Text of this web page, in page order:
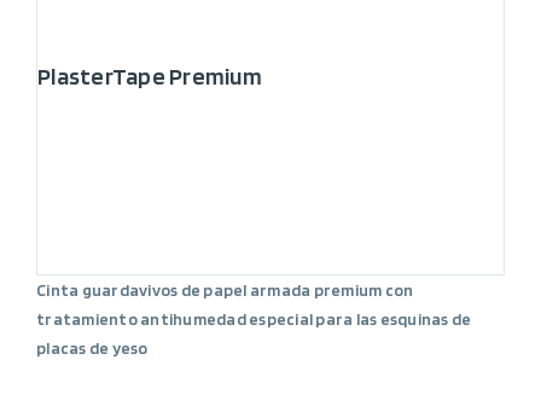
PlasterTape Premium
Cinta guardavivos de papel armada premium con
tratamiento antihumedad especial para las esquinas de
placas de yeso